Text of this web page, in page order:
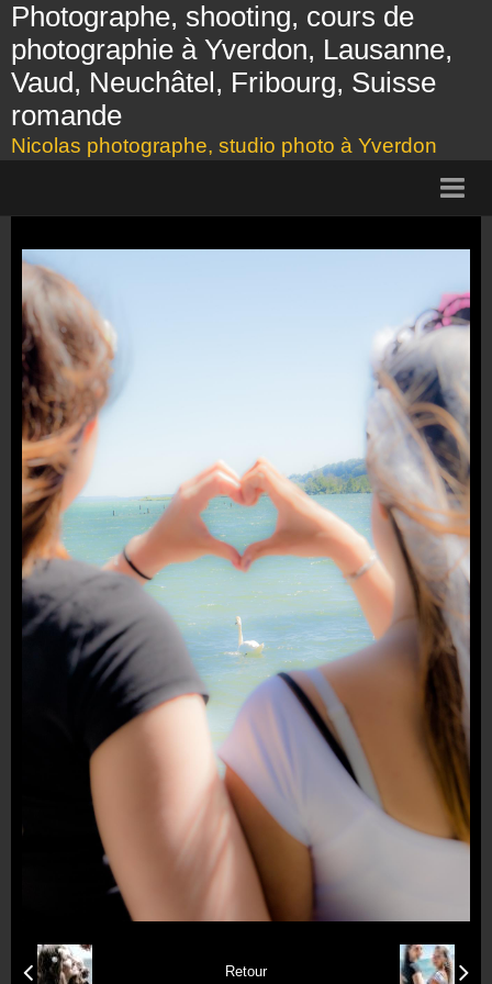
Photographe, shooting, cours de
photographie à Yverdon, Lausanne,
Vaud, Neuchâtel, Fribourg, Suisse
romande
Nicolas photographe, studio photo à Yverdon
Présentation
Shooting
Cours photo, Yverdon, Lausanne
Tarifs
Galerie photos
Bon cadeau
Formulaire de contact
Retour